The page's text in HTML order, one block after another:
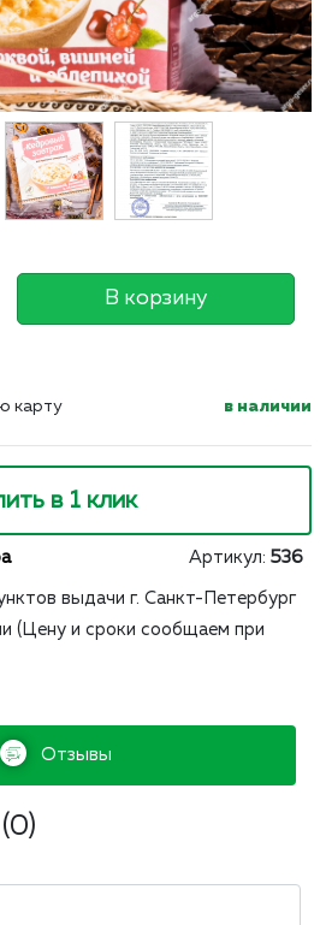
В корзину
карту в наличии
в 1 клик
Артикул: 536
выдачи г. Санкт-Петербург
(Цену и сроки сообщаем при
Отзывы
0)